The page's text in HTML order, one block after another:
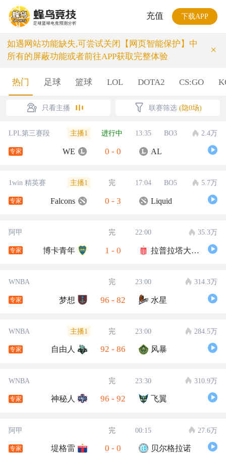
充值 下载APP
如遇网站功能缺失,可尝试关闭【网页智能保护】中
所有的屏蔽功能或者前往APP获取完整体验
×
热门 足球 篮球 LOL DOTA2 CS:GO
只看主播 联赛筛选 (隐0场)
LPL第三赛段 主播1 进行中 13:35 BO3 2.4万
专家 WE 0 - 0 AL
1win 精英赛 主播1 完 17:04 BO5 5.7万
专家 Falcons 0 - 3 Liquid
阿甲 完 22:00 35.3万
专家 博卡青年 1 - 0 拉普拉塔大学生
WNBA 完 23:00 314.3万
专家 梦想 96 - 82 水星
WNBA 主播1 完 23:00 284.5万
专家 自由人 92 - 86 风暴
WNBA 完 23:30 310.9万
专家 神秘人 96 - 92 飞翼
阿甲 完 00:15 27.6万
专家 堤格雷 0 - 0 贝尔格拉诺